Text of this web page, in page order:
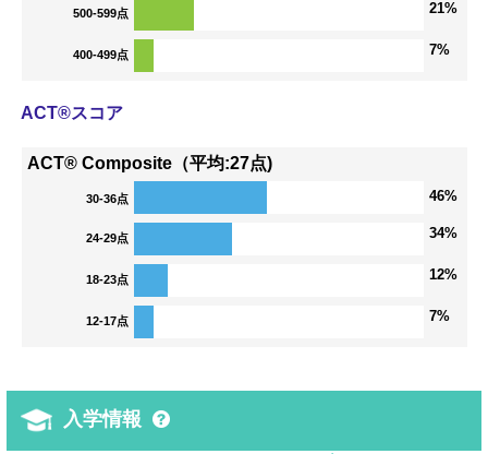
500-599点 21%
400-499点 7%
ACT®スコア
ACT® Composite（平均:27点)
30-36点 46%
24-29点 34%
18-23点 12%
12-17点 7%
入学情報